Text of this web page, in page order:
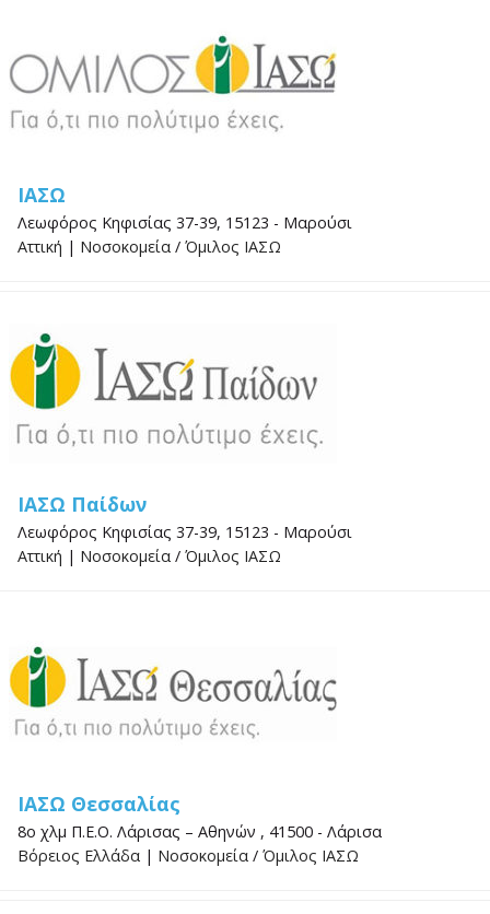
ΙΑΣΩ
Λεωφόρος Κηφισίας 37-39, 15123 - Μαρούσι
Αττική | Νοσοκομεία / Όμιλος ΙΑΣΩ
ΙΑΣΩ Παίδων
Λεωφόρος Κηφισίας 37-39, 15123 - Μαρούσι
Αττική | Νοσοκομεία / Όμιλος ΙΑΣΩ
ΙΑΣΩ Θεσσαλίας
8ο χλμ Π.Ε.Ο. Λάρισας – Αθηνών , 41500 - Λάρισα
Βόρειος Ελλάδα | Νοσοκομεία / Όμιλος ΙΑΣΩ